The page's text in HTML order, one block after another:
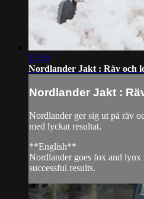
12:18
Nordlander Jakt : Räv och
Nordlander Jakt :
Nordlander ger sig ut på räv
med lyckat resultat.
**English**
Nordlander goes fox and
successful results.